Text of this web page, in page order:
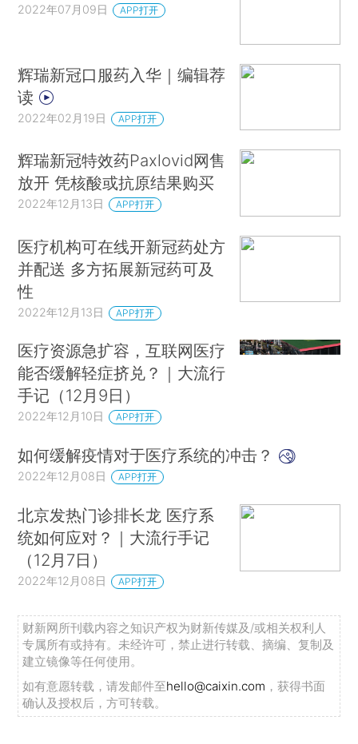
2022年07月09日 APP打开
辉瑞新冠口服药入华｜编辑荐
读
2022年02月19日 APP打开
辉瑞新冠特效药Paxlovid网售
放开 凭核酸或抗原结果购买
2022年12月13日 APP打开
医疗机构可在线开新冠药处方
并配送 多方拓展新冠药可及
性
2022年12月13日 APP打开
医疗资源急扩容，互联网医疗
能否缓解轻症挤兑？｜大流行
手记（12月9日）
2022年12月10日 APP打开
如何缓解疫情对于医疗系统的冲击？
2022年12月08日 APP打开
北京发热门诊排长龙 医疗系
统如何应对？｜大流行手记
（12月7日）
2022年12月08日 APP打开
财新网所刊载内容之知识产权为财新传媒及/或相关权利人
专属所有或持有。未经许可，禁止进行转载、摘编、复制及
建立镜像等任何使用。
如有意愿转载，请发邮件至hello@caixin.com ，获得书面
确认及授权后，方可转载。